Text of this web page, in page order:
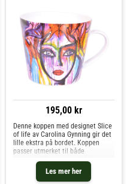
195,00 kr
Les mer her
Denne koppen med designet Slice
of life av Carolina Gynning gir det
lille ekstra på bordet. Koppen
passer utmerket til både
Designeren Carolina Gynning har
utviklet dette motivet, som